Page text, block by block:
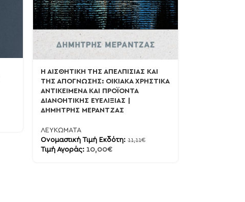
Η ΑΙΣΘΗΤΙΚΗ ΤΗΣ ΑΠΕΛΠΙΣΙΑΣ ΚΑΙ
ΤΗΣ ΑΠΟΓΝΩΣΗΣ: ΟΙΚΙΑΚΑ ΧΡΗΣΤΙΚΑ
ΑΝΤΙΚΕΙΜΕΝΑ ΚΑΙ ΠΡΟΪΟΝΤΑ
ΔΙΑΝΟΗΤΙΚΗΣ ΕΥΕΛΙΞΙΑΣ |
ΔΗΜΗΤΡΗΣ ΜΕΡΑΝΤΖΑΣ
ΛΕΥΚΩΜΑΤΑ
Ονομαστική Τιμή Εκδότη:11,11€
Τιμή Αγοράς: 10,00€